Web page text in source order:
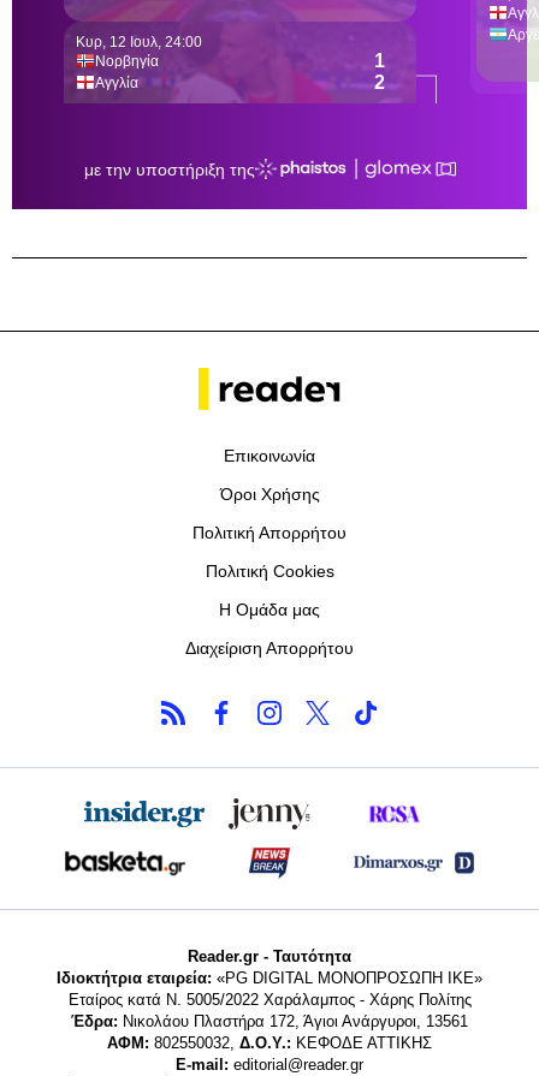
Επικοινωνία
Όροι Χρήσης
Πολιτική Απορρήτου
Πολιτική Cookies
Η Ομάδα μας
Διαχείριση Απορρήτου
Reader.gr - Ταυτότητα
Ιδιοκτήτρια εταιρεία: «PG DIGITAL MONΟΠΡΟΣΩΠΗ ΙΚΕ»
Εταίρος κατά Ν. 5005/2022 Χαράλαμπος - Χάρης Πολίτης
Έδρα: Νικολάου Πλαστήρα 172, Άγιοι Ανάργυροι, 13561
ΑΦΜ: 802550032, Δ.Ο.Υ.: ΚΕΦΟΔΕ ΑΤΤΙΚΗΣ
E-mail: editorial@reader.gr